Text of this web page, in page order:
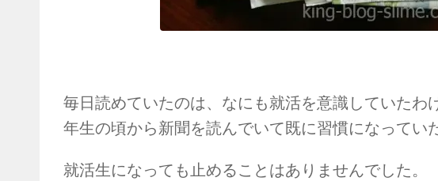
毎日読めていたのは、なにも就活を意識していたわ
年生の頃から新聞を読んでいて既に習慣になってい
就活生になっても止めることはありませんでした。